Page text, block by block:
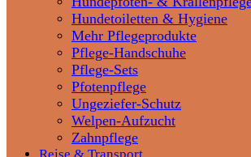
Hundetoiletten & Hygiene
Mehr Pflegeprodukte
Pflege-Handschuhe
Pflege-Sets
Pfotenpflege
Ungeziefer-Schutz
Welpen-Aufzucht
Zahnpflege